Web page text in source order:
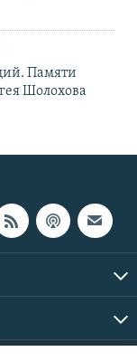
Памяти
Шолохова